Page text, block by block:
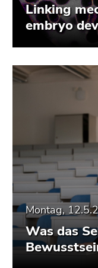
Linking
embryo
Montag,
Was das